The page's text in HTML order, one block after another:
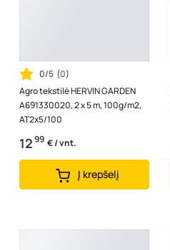
0/5 (0)
Agro tekstilė HERVIN GARDEN
A691330020, 2 x 5 m, 100g/m2,
AT2x5/100
1299 € / vnt.
Į krepšelį